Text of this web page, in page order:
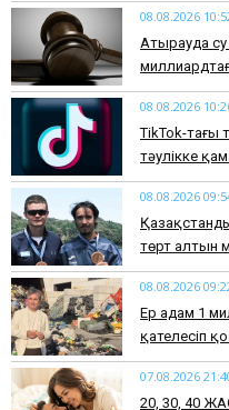
08.08.2026
Атырауда су
08.08.2026
TikTok-тағы
тәулікке
08.08.2026
төрт алтын
08.08.2026
Ер адам 1
қателесіп
07.08.2026
​20, 30, 40